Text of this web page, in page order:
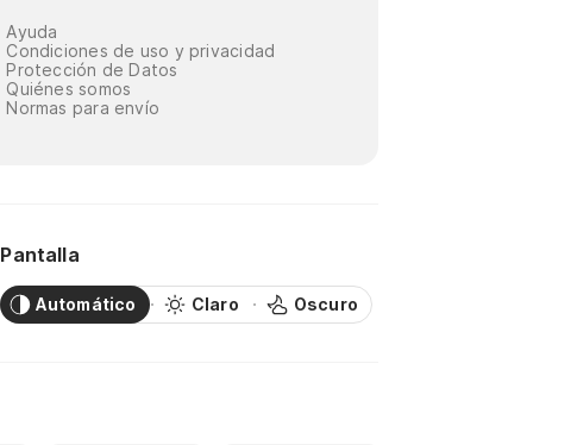
Ayuda
Condiciones de uso y privacidad
Protección de Datos
Quiénes somos
Normas para envío
Pantalla
Automático Claro Oscuro